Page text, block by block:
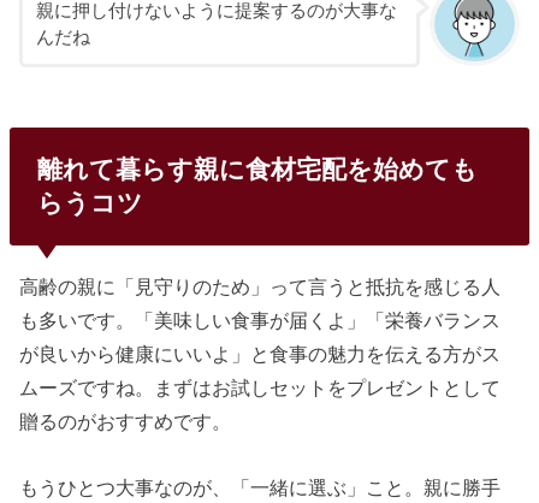
親に押し付けないように提案するのが大事な
んだね
離れて暮らす親に食材宅配を始めても
らうコツ
高齢の親に「見守りのため」って言うと抵抗を感じる人
も多いです。「美味しい食事が届くよ」「栄養バランス
が良いから健康にいいよ」と食事の魅力を伝える方がス
ムーズですね。まずはお試しセットをプレゼントとして
贈るのがおすすめです。
もうひとつ大事なのが、「一緒に選ぶ」こと。親に勝手